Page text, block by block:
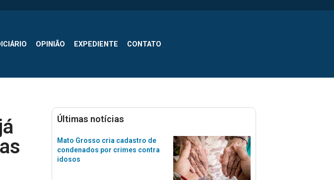
OPINIÃO EXPEDIENTE CONTATO
Últimas notícias
Mato Grosso cria cadastro de
condenados por crimes contra
idosos